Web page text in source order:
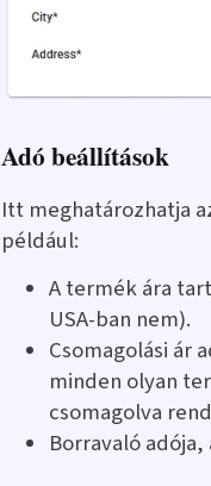
Adó beállítások
Itt meghatározhatja
például:
A termék ára
USA-ban nem).
Csomagolási ár
minden olyan
csomagolva
Borravaló